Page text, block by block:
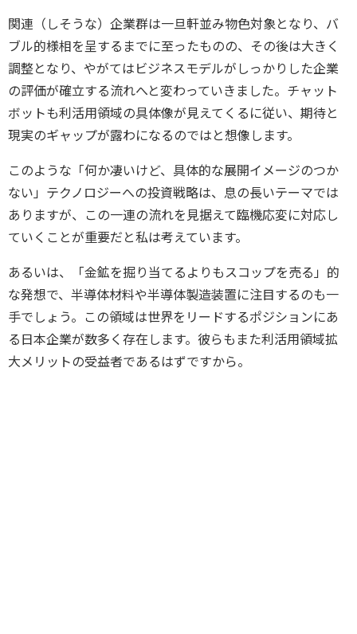
関連（しそうな）企業群は一旦軒並み物色対象となり、バ
ブル的様相を呈するまでに至ったものの、その後は大きく
調整となり、やがてはビジネスモデルがしっかりした企業
の評価が確立する流れへと変わっていきました。チャット
ボットも利活用領域の具体像が見えてくるに従い、期待と
現実のギャップが露わになるのではと想像します。
このような「何か凄いけど、具体的な展開イメージのつか
ない」テクノロジーへの投資戦略は、息の長いテーマでは
ありますが、この一連の流れを見据えて臨機応変に対応し
ていくことが重要だと私は考えています。
あるいは、「金鉱を掘り当てるよりもスコップを売る」的
な発想で、半導体材料や半導体製造装置に注目するのも一
手でしょう。この領域は世界をリードするポジションにあ
る日本企業が数多く存在します。彼らもまた利活用領域拡
大メリットの受益者であるはずですから。